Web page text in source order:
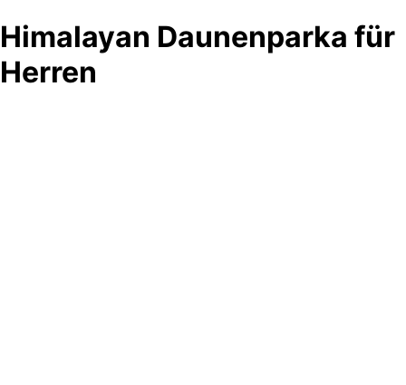
Himalayan Daunenparka für
Herren